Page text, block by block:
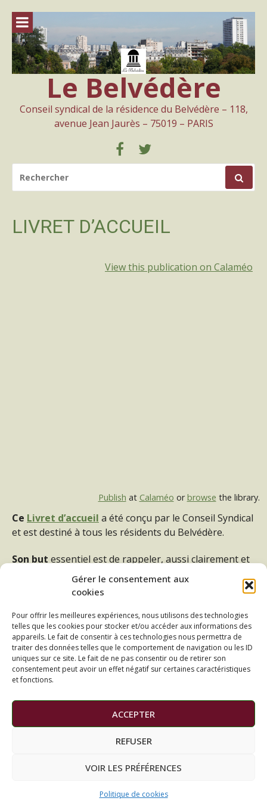
Gérer le consentement aux
cookies
Pour offrir les meilleures expériences, nous utilisons des technologies
telles que les cookies pour stocker et/ou accéder aux informations des
appareils. Le fait de consentir à ces technologies nous permettra de
traiter des données telles que le comportement de navigation ou les ID
uniques sur ce site. Le fait de ne pas consentir ou de retirer son
consentement peut avoir un effet négatif sur certaines caractéristiques
et fonctions.
ACCEPTER
REFUSER
VOIR LES PRÉFÉRENCES
Politique de cookies
contenu
Le Belvédère
Conseil syndical de la résidence du Belvédère – 118,
avenue Jean Jaurès – 75019 – PARIS
FacebookTwitter
POUR
:
LIVRET D’ACCUEIL
View this publication on Calaméo
Publish at Calaméo orbrowse the library.
Ce Livret d’accueil a été conçu par le Conseil Syndical
et est destiné à tous les résidents du Belvédère.
Son but essentiel est de rappeler, aussi clairement et
agréablement que possible, les principales règles qui
régissent toute copropriété afin de respecter
Il recense des informations utiles concernant la vie
quotidienne au Belvédère afin d’améliorer la
convivialité et le bon fonctionnement de cette
résidence que nous apprécions tous.
Mentions légales
Contact
Copyright © PM Le Belvédère –Thème Glob par